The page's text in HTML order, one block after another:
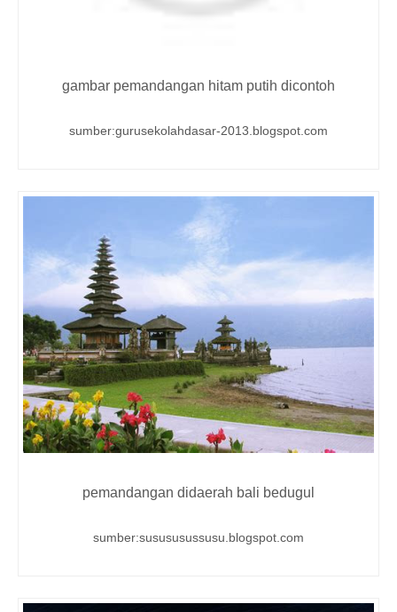
gambar pemandangan hitam putih dicontoh
sumber:gurusekolahdasar-2013.blogspot.com
pemandangan didaerah bali bedugul
sumber:susususussusu.blogspot.com